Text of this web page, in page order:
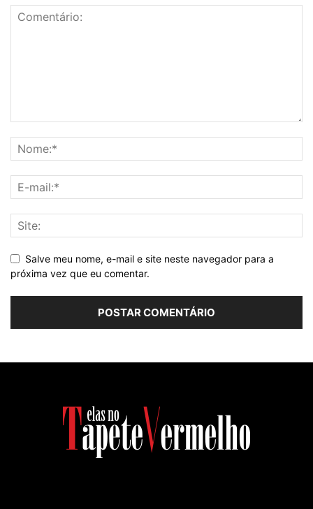
Salve meu nome, e-mail e site neste navegador para a
próxima vez que eu comentar.